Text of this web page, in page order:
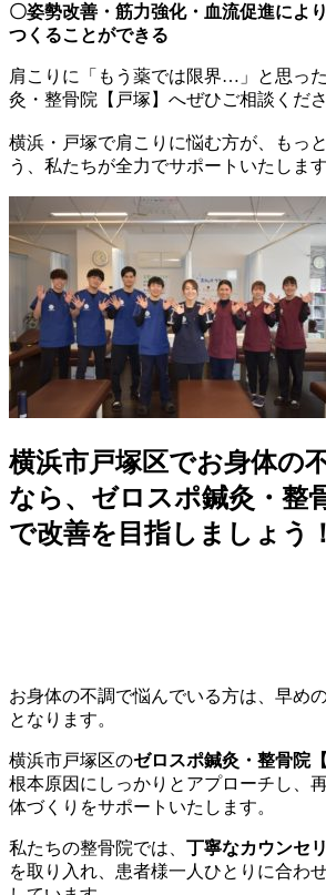
〇姿勢改善・筋力強化・血流促進によ
つくることができる
肩こりに「もう薬では限界…」と思っ
灸・整骨院【戸塚】へぜひご相談くださ
横浜・戸塚で肩こりに悩む方が、もっ
う、私たちが全力でサポートいたします
横浜市戸塚区でお身体の
なら、ゼロスポ鍼灸・整
で改善を目指しましょう！
お身体の不調で悩んでいる方は、早め
となります。
横浜市戸塚区のゼロスポ鍼灸・整骨院【
根本原因にしっかりとアプローチし、
体づくりをサポートいたします。
私たちの整骨院では、 丁寧なカウンセ
を取り入れ、患者様一人ひとりに合わ